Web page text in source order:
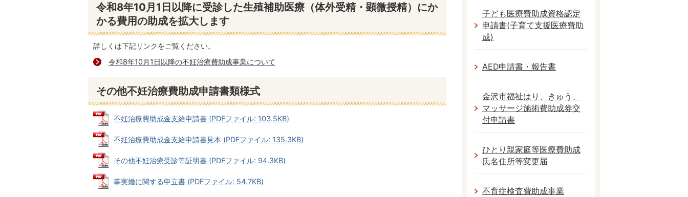
令和8年10月1日以降に受診した生殖補助医療（体外受精・顕微授精）にか
かる費用の助成を拡大します
詳しくは下記リンクをご覧ください。
令和8年10月1日以降の不妊治療費助成事業について
その他不妊治療費助成申請書類様式
不妊治療費助成金支給申請書 (PDFファイル: 103.5KB)
不妊治療費助成金支給申請書見本 (PDFファイル: 135.3KB)
その他不妊治療受診等証明書 (PDFファイル: 94.3KB)
事実婚に関する申⽴書 (PDFファイル: 54.7KB)
子ども医療費助成資格認定
申請書(子育て支援医療費助
成)
AED申請書・報告書
金沢市福祉はり、きゅう、
マッサージ施術費助成券交
付申請書
ひとり親家庭等医療費助成
氏名住所等変更届
不育症検査費助成事業